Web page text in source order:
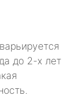
до 2-х лет